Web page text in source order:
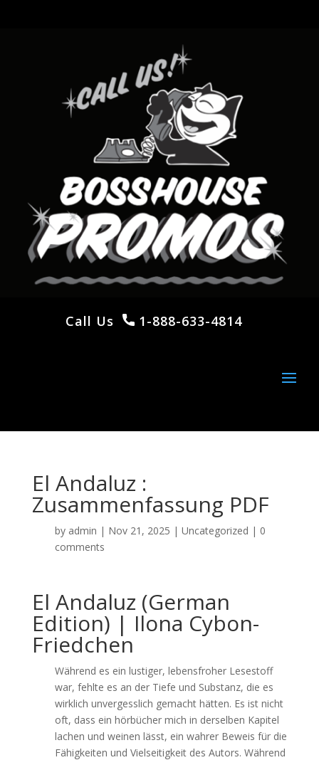
Call Us 1-888-633-4814
El Andaluz :
Zusammenfassung PDF
by admin | Nov 21, 2025 | Uncategorized | 0
comments
El Andaluz (German
Edition) | Ilona Cybon-
Friedchen
Während es ein lustiger, lebensfroher Lesestoff
war, fehlte es an der Tiefe und Substanz, die es
wirklich unvergesslich gemacht hätten. Es ist nicht
oft, dass ein hörbücher mich in derselben Kapitel
lachen und weinen lässt, ein wahrer Beweis für die
Fähigkeiten und Vielseitigkeit des Autors. Während